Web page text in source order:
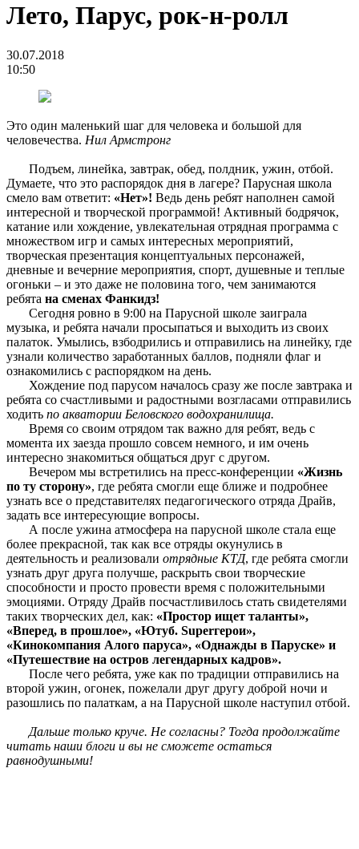
Лето, Парус, рок-н-ролл
30.07.2018
10:50
Это один маленький шаг для человека и большой для
человечества. Нил Армстронг
Подъем, линейка, завтрак, обед, полдник, ужин, отбой.
Думаете, что это распорядок дня в лагере? Парусная школа
смело вам ответит: «Нет»! Ведь день ребят наполнен самой
интересной и творческой программой! Активный бодрячок,
катание или хождение, увлекательная отрядная программа с
множеством игр и самых интересных мероприятий,
творческая презентация концептуальных персонажей,
дневные и вечерние мероприятия, спорт, душевные и теплые
огоньки – и это даже не половина того, чем занимаются
ребята на сменах Фанкидз!
Сегодня ровно в 9:00 на Парусной школе заиграла
музыка, и ребята начали просыпаться и выходить из своих
палаток. Умылись, взбодрились и отправились на линейку, где
узнали количество заработанных баллов, подняли флаг и
ознакомились с распорядком на день.
Хождение под парусом началось сразу же после завтрака и
ребята со счастливыми и радостными возгласами отправились
ходить по акватории Беловского водохранилища.
Время со своим отрядом так важно для ребят, ведь с
момента их заезда прошло совсем немного, и им очень
интересно знакомиться общаться друг с другом.
Вечером мы встретились на пресс-конференции «Жизнь
по ту сторону», где ребята смогли еще ближе и подробнее
узнать все о представителях педагогического отряда Драйв,
задать все интересующие вопросы.
А после ужина атмосфера на парусной школе стала еще
более прекрасной, так как все отряды окунулись в
деятельность и реализовали отрядные КТД, где ребята смогли
узнать друг друга получше, раскрыть свои творческие
способности и просто провести время с положительными
эмоциями. Отряду Драйв посчастливилось стать свидетелями
таких творческих дел, как: «Простор ищет таланты»,
«Вперед, в прошлое», «Ютуб. Superгерои»,
«Кинокомпания Алого паруса», «Однажды в Паруске» и
«Путешествие на остров легендарных кадров».
После чего ребята, уже как по традиции отправились на
второй ужин, огонек, пожелали друг другу доброй ночи и
разошлись по палаткам, а на Парусной школе наступил отбой.
Дальше только круче. Не согласны? Тогда продолжайте
читать наши блоги и вы не сможете остаться
равнодушными!